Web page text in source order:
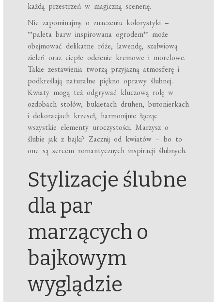
każdą przestrzeń w magiczną scenerię.
Nie zapominajmy o znaczeniu kolorystyki –
**paleta barw inspirowana ogrodem** może
obejmować delikatne róże, lawendę, szałwiową
zieleń oraz ciepłe odcienie kremowe i morelowe.
Takie zestawienia tworzą przyjazną atmosferę i
podkreślają naturalne piękno oprawy ślubnej.
Kwiaty mogą też odgrywać kluczową rolę w
ozdobach stołów, bukietach druhen, butonierkach
i dekoracjach krzeseł, harmonijnie łącząc
wszystkie elementy uroczystości. Marzysz o
ślubie jak z bajki? Zacznij od kwiatów – bo to
one są sercem romantycznych inspiracji ślubnych.
Stylizacje ślubne
dla par
marzących o
bajkowym
wyglądzie